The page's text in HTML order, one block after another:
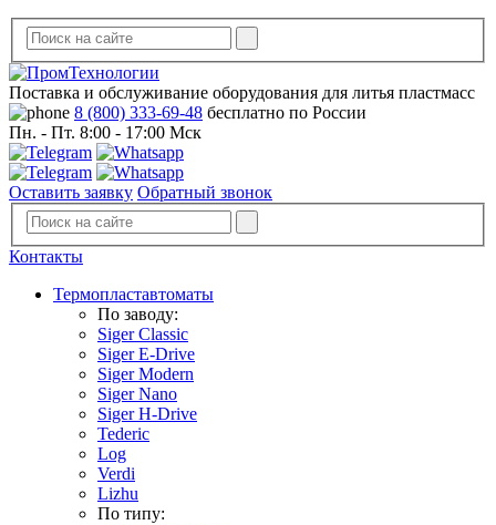
Поставка и обслуживание оборудования для литья пластмасс
8 (800) 333-69-48 бесплатно по России
Пн. - Пт. 8:00 - 17:00 Мск
Оставить заявку Обратный звонок
Контакты
Термопластавтоматы
По заводу:
Siger Classic
Siger E-Drive
Siger Modern
Siger Nano
Siger H-Drive
Tederic
Log
Verdi
Lizhu
По типу: